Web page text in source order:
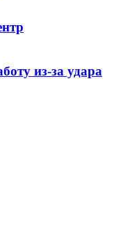
из-за удара